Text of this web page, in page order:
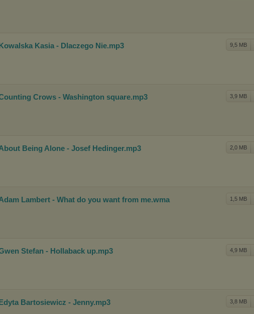
9,5 MB
Kowalska Kasia - Dlaczego Nie.mp3
3,9 MB
Crows - Washington square.mp3
2,0 MB
Being Alone - Josef Hedinger.mp3
1,5 MB
Lambert - What do you want from me.wma
4,9 MB
Stefan - Hollaback up.mp3
3,8 MB
Edyta Bartosiewicz - Jenny.mp3